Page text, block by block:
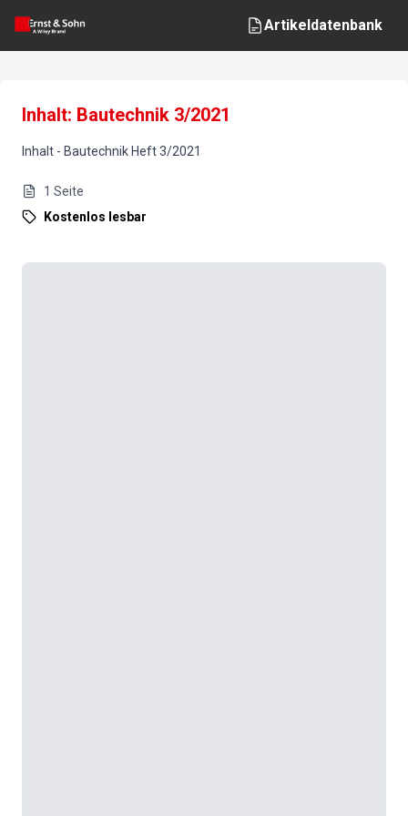
Artikeldatenbank
Inhalt: Bautechnik 3/2021
Inhalt - Bautechnik Heft3/2021
1 Seite
Kostenlos lesbar